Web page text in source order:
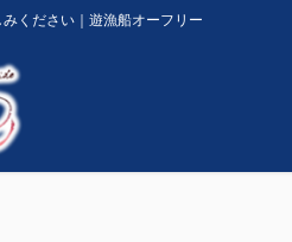
ください｜遊漁船オーフリー